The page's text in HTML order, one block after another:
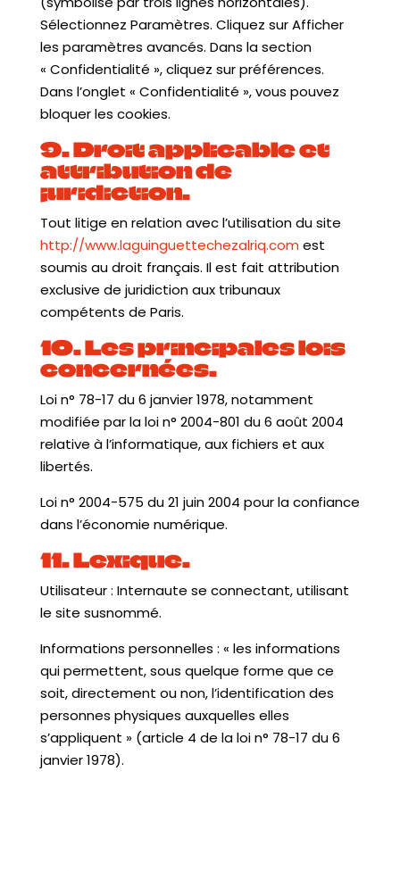
Sélectionnez Paramètres. Cliquez sur Afficher
les paramètres avancés. Dans la section
« Confidentialité », cliquez sur préférences.
Dans l’onglet « Confidentialité », vous pouvez
bloquer les cookies.
9. Droit applicable et
attribution de
juridiction.
Tout litige en relation avec l’utilisation du site
http://www.laguinguettechezalriq.com est
soumis au droit français. Il est fait attribution
exclusive de juridiction aux tribunaux
compétents de Paris.
10. Les principales lois
concernées.
Loi n° 78-17 du 6 janvier 1978, notamment
modifiée par la loi n° 2004-801 du 6 août 2004
relative à l’informatique, aux fichiers et aux
libertés.
Loi n° 2004-575 du 21 juin 2004 pour la confiance
dans l’économie numérique.
11. Lexique.
Utilisateur : Internaute se connectant, utilisant
le site susnommé.
Informations personnelles : « les informations
qui permettent, sous quelque forme que ce
soit, directement ou non, l’identification des
personnes physiques auxquelles elles
s’appliquent » (article 4 de la loi n° 78-17 du 6
janvier 1978).